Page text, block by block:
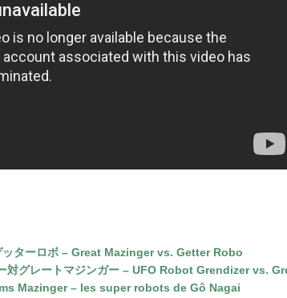
ッターロボ – Great Mazinger vs. Getter Robo
対グレートマジンガー – UFO Robot Grendizer vs.
Mazinger – les super robots de Gô Nagai